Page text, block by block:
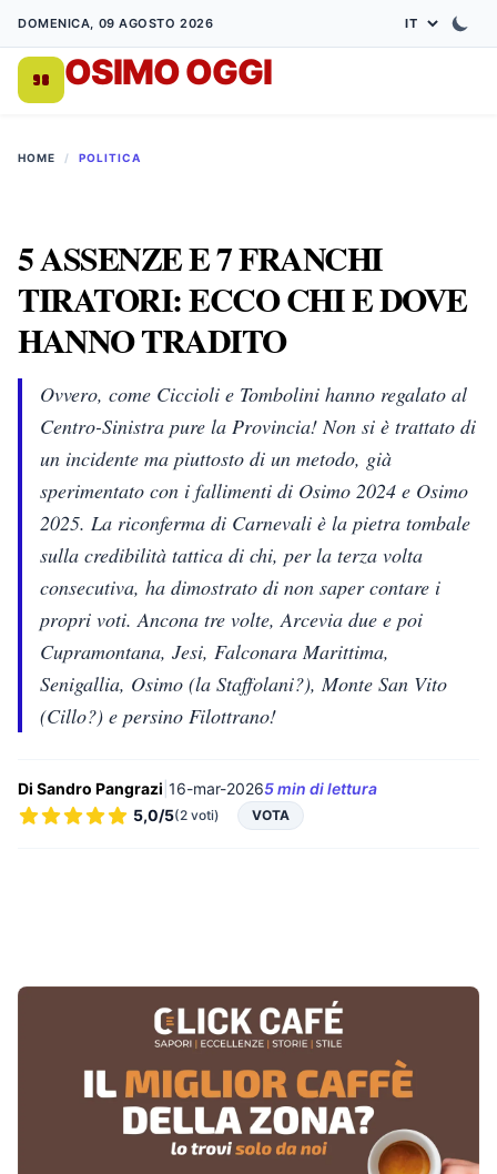
DOMENICA, 09 AGOSTO 2026
OSIMO OGGI
HOME / POLITICA
5 ASSENZE E 7 FRANCHI
TIRATORI: ECCO CHI E DOVE
HANNO TRADITO
Ovvero, come Ciccioli e Tombolini hanno regalato al
Centro-Sinistra pure la Provincia! Non si è trattato di
un incidente ma piuttosto di un metodo, già
sperimentato con i fallimenti di Osimo 2024 e Osimo
2025. La riconferma di Carnevali è la pietra tombale
sulla credibilità tattica di chi, per la terza volta
consecutiva, ha dimostrato di non saper contare i
propri voti. Ancona tre volte, Arcevia due e poi
Cupramontana, Jesi, Falconara Marittima,
Senigallia, Osimo (la Staffolani?), Monte San Vito
(Cillo?) e persino Filottrano!
Di Sandro Pangrazi 16-mar-20265 min di lettura
5,0/5(2 voti) VOTA